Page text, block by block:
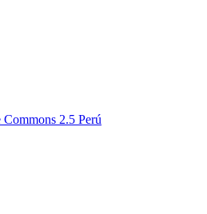
2.5 Perú